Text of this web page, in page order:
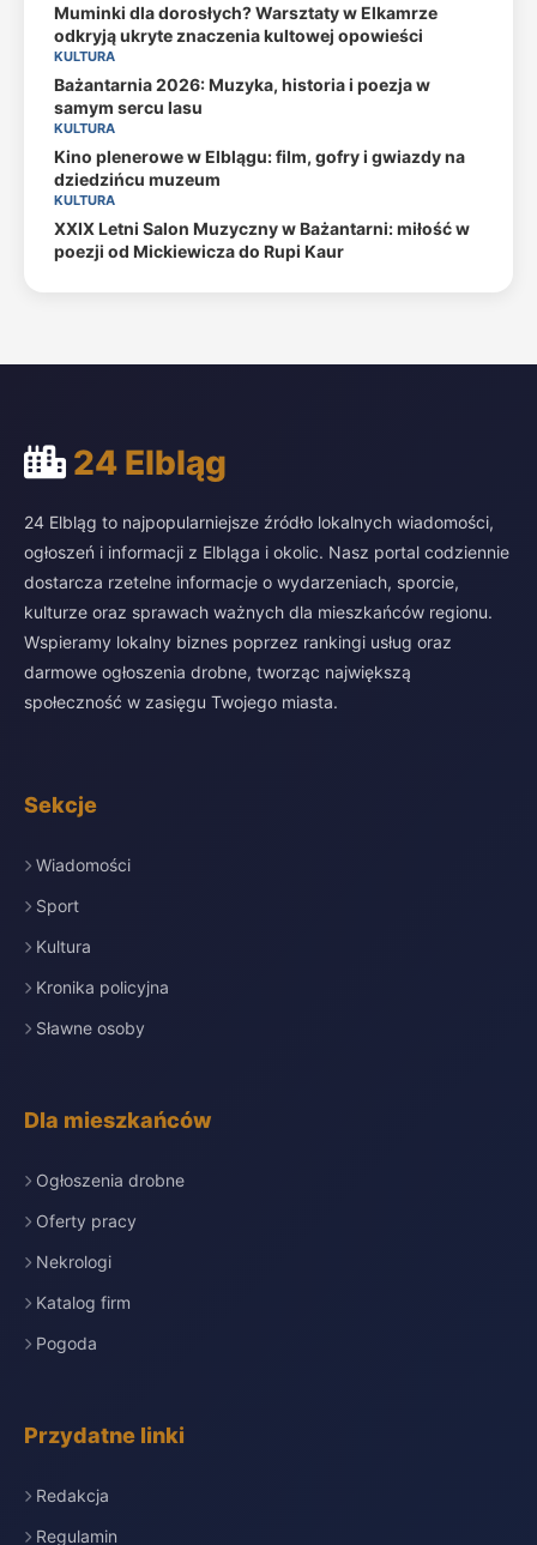
Muminki dla dorosłych? Warsztaty w Elkamrze
odkryją ukryte znaczenia kultowej opowieści
KULTURA
Bażantarnia 2026: Muzyka, historia i poezja w
samym sercu lasu
KULTURA
Kino plenerowe w Elblągu: film, gofry i gwiazdy na
dziedzińcu muzeum
KULTURA
XXIX Letni Salon Muzyczny w Bażantarni: miłość w
poezji od Mickiewicza do Rupi Kaur
24 Elbląg
24 Elbląg to najpopularniejsze źródło lokalnych wiadomości,
ogłoszeń i informacji z Elbląga i okolic. Nasz portal codziennie
dostarcza rzetelne informacje o wydarzeniach, sporcie,
kulturze oraz sprawach ważnych dla mieszkańców regionu.
Wspieramy lokalny biznes poprzez rankingi usług oraz
darmowe ogłoszenia drobne, tworząc największą
społeczność w zasięgu Twojego miasta.
Sekcje
Wiadomości
Sport
Kultura
Kronika policyjna
Sławne osoby
Dla mieszkańców
Ogłoszenia drobne
Oferty pracy
Nekrologi
Katalog firm
Pogoda
Przydatne linki
Redakcja
Regulamin